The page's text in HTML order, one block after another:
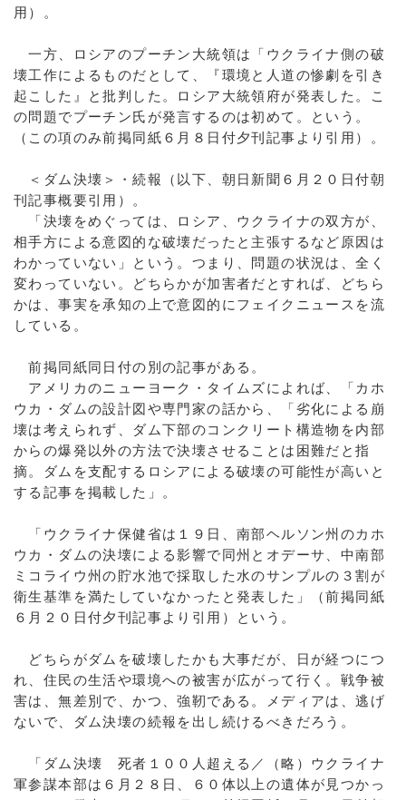
用）。
一方、ロシアのプーチン大統領は「ウクライナ側の破
壊工作によるものだとして、『環境と人道の惨劇を引き
起こした』と批判した。ロシア大統領府が発表した。こ
の問題でプーチン氏が発言するのは初めて。という。
（この項のみ前掲同紙６月８日付夕刊記事より引用）。
＜ダム決壊＞・続報（以下、朝日新聞６月２０日付朝
刊記事概要引用）。
「決壊をめぐっては、ロシア、ウクライナの双方が、
相手方による意図的な破壊だったと主張するなど原因は
わかっていない」という。つまり、問題の状況は、全く
変わっていない。どちらかが加害者だとすれば、どちら
かは、事実を承知の上で意図的にフェイクニュースを流
している。
前掲同紙同日付の別の記事がある。
アメリカのニューヨーク・タイムズによれば、「カホ
ウカ・ダムの設計図や専門家の話から、「劣化による崩
壊は考えられず、ダム下部のコンクリート構造物を内部
からの爆発以外の方法で決壊させることは困難だと指
摘。ダムを支配するロシアによる破壊の可能性が高いと
する記事を掲載した」。
「ウクライナ保健省は１９日、南部ヘルソン州のカホ
ウカ・ダムの決壊による影響で同州とオデーサ、中南部
ミコライウ州の貯水池で採取した水のサンプルの３割が
衛生基準を満たしていなかったと発表した」（前掲同紙
６月２０日付夕刊記事より引用）という。
どちらがダムを破壊したかも大事だが、日が経つにつ
れ、住民の生活や環境への被害が広がって行く。戦争被
害は、無差別で、かつ、強靭である。メディアは、逃げ
ないで、ダム決壊の続報を出し続けるべきだろう。
「ダム決壊 死者１００人超える／（略）ウクライナ
軍参謀本部は６月２８日、６０体以上の遺体が見つかっ